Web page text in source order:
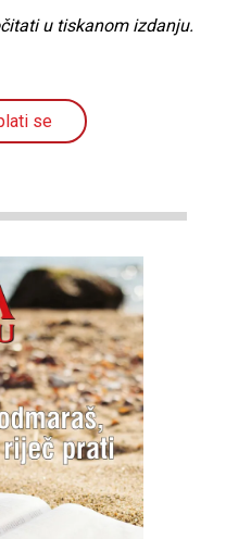
u tiskanom izdanju.
se